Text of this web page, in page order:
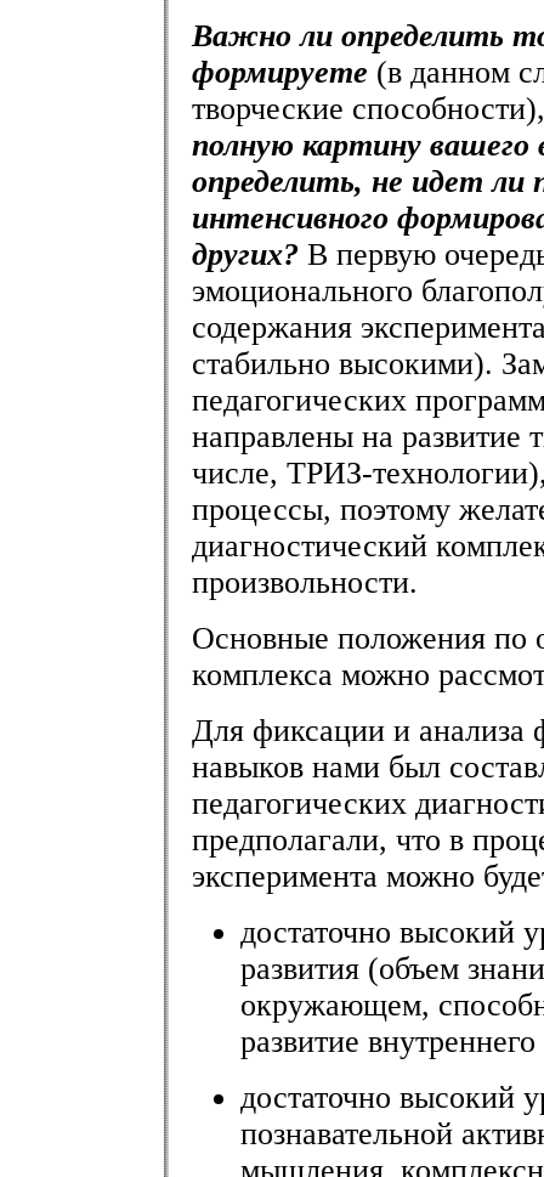
Важно ли определить
формируете (в данном
творческие
полную картину вашего
определить, не идет ли
интенсивного
других? В первую
эмоционального
содержания
стабильно высокими).
педагогических
направлены на развитие
числе, ТРИЗ-
процессы, поэтому
диагностический
произвольности.
Основные положения по
комплекса можно
Для фиксации и
навыков нами был
педагогических
предполагали, что в
эксперимента можно
достаточно высокий
развития (объем
окружающем,
развитие
достаточно высокий
познавательной